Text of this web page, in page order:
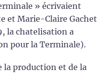
» écrivaient
et Marie-Claire Gachet
la chatelisation a
pour la Terminale).
la production et de la